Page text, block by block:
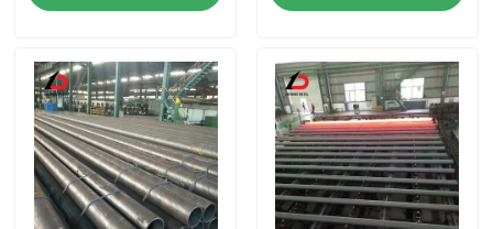
المنزل
المنتجات
فيديوهات